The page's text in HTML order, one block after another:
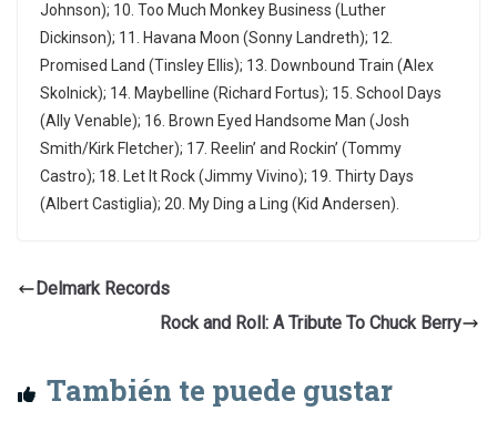
Johnson); 10. Too Much Monkey Business (Luther
Dickinson); 11. Havana Moon (Sonny Landreth); 12.
Promised Land (Tinsley Ellis); 13. Downbound Train (Alex
Skolnick); 14. Maybelline (Richard Fortus); 15. School Days
(Ally Venable); 16. Brown Eyed Handsome Man (Josh
Smith/Kirk Fletcher); 17. Reelin’ and Rockin’ (Tommy
Castro); 18. Let It Rock (Jimmy Vivino); 19. Thirty Days
(Albert Castiglia); 20. My Ding a Ling (Kid Andersen).
Delmark Records
Rock and Roll: A Tribute To Chuck Berry
También te puede gustar